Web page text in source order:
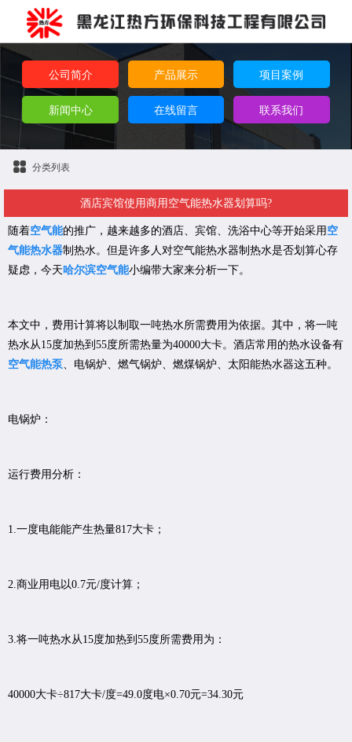
公司简介 产品展示 项目案例
新闻中心 在线留言 联系我们
分类列表
酒店宾馆使用商用空气能热水器划算吗?
随着空气能的推广，越来越多的酒店、宾馆、洗浴中心等开始采用 空
气能热水器制热水。但是许多人对空气能热水器制热水是否划算心存
疑虑，今天 哈尔滨空气能小编带大家来分析一下。
本文中，费用计算将以制取一吨热水所需费用为依据。其中，将一吨
热水从15度加热到55度所需热量为40000大卡。酒店常用的热水设备有
空气能热泵 、电锅炉、燃气锅炉、燃煤锅炉、太阳能热水器这五种。
电锅炉：
运行费用分析：
1.一度电能能产生热量817大卡；
2.商业用电以0.7元/度计算；
3.将一吨热水从15度加热到55度所需费用为：
40000大卡÷817大卡/度=49.0度电×0.70元=34.30元